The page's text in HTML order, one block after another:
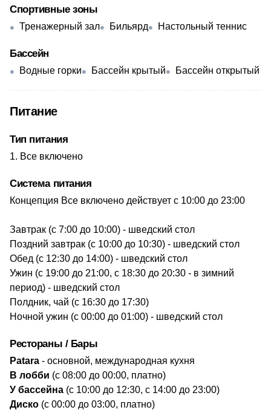
Спортивные зоны
Тренажерный зал Бильярд Настольный теннис
Бассейн
Водные горки Бассейн крытый Бассейн открытый
Питание
Тип питания
Все включено
Система питания
Концепция Все включено действует с 10:00 до 23:00
Завтрак (с 7:00 до 10:00) - шведский стол
Поздний завтрак (с 10:00 до 10:30) - шведский стол
Обед (с 12:30 до 14:00) - шведский стол
Ужин (с 19:00 до 21:00, с 18:30 до 20:30 - в зимний
период) - шведский стол
Полдник, чай (с 16:30 до 17:30)
Ночной ужин (с 00:00 до 01:00) - шведский стол
Рестораны / Бары
Patara - основной, международная кухня
В лобби (с 08:00 до 00:00, платно)
У бассейна (с 10:00 до 12:30, с 14:00 до 23:00)
Диско (с 00:00 до 03:00, платно)